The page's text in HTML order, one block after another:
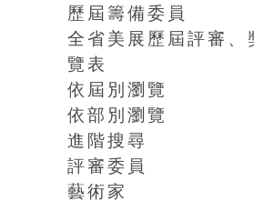
歷屆籌備委員
全省美展歷屆評審、
覽表
依屆別瀏覽
依部別瀏覽
進階搜尋
評審委員
藝術家